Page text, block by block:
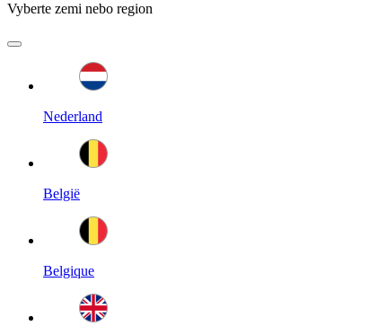
Vyberte zemi nebo region
Nederland
België
Belgique